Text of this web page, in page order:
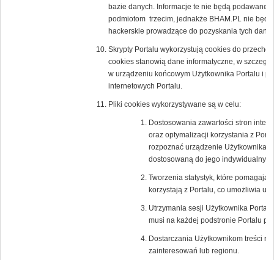
bazie danych. Informacje te nie będą podawane
podmiotom trzecim, jednakże BHAM.PL nie
hackerskie prowadzące do pozyskania tych
Skrypty Portalu wykorzystują cookies do
cookies stanowią dane informatyczne, w
w urządzeniu końcowym Użytkownika Portalu i
internetowych Portalu.
Pliki cookies wykorzystywane są w celu:
Dostosowania zawartości stron
oraz optymalizacji korzystania z
rozpoznać urządzenie Użytkownika
dostosowaną do jego
Tworzenia statystyk, które pomagają
korzystają z Portalu, co umożliwia
Utrzymania sesji Użytkownika
musi na każdej podstronie Portalu
Dostarczania Użytkownikom treści
zainteresowań lub regionu.